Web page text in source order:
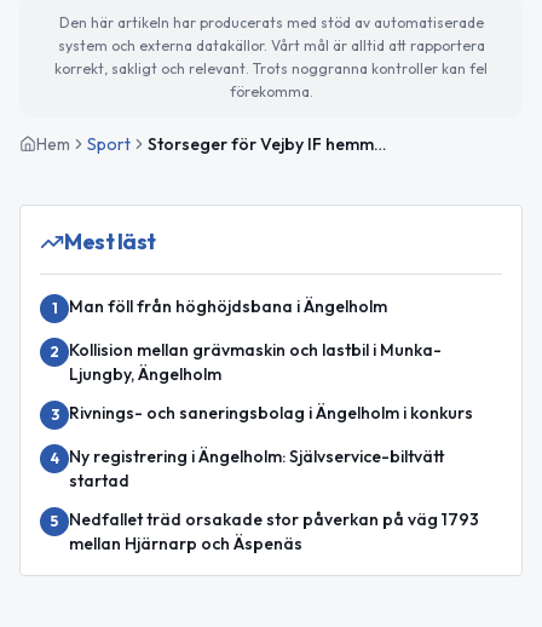
Den här artikeln har producerats med stöd av automatiserade
system och externa datakällor. Vårt mål är alltid att rapportera
korrekt, sakligt och relevant. Trots noggranna kontroller kan fel
förekomma.
Hem Sport Storseger för Vejby IF hemma mot Stafsinge IF
Mest läst
1 Man föll från höghöjdsbana i Ängelholm
2
Kollision mellan grävmaskin och lastbil i Munka-
Ljungby, Ängelholm
3 Rivnings- och saneringsbolag i Ängelholm i konkurs
4
Ny registrering i Ängelholm: Självservice-biltvätt
startad
5
Nedfallet träd orsakade stor påverkan på väg 1793
mellan Hjärnarp och Äspenäs